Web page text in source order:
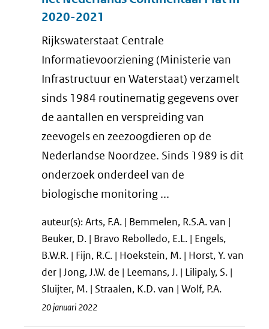
2020-2021
Rijkswaterstaat Centrale
Informatievoorziening (Ministerie van
Infrastructuur en Waterstaat) verzamelt
sinds 1984 routinematig gegevens over
de aantallen en verspreiding van
zeevogels en zeezoogdieren op de
Nederlandse Noordzee. Sinds 1989 is dit
onderzoek onderdeel van de
biologische monitoring ...
auteur(s): Arts, F.A. | Bemmelen, R.S.A. van |
Beuker, D. | Bravo Rebolledo, E.L. | Engels,
B.W.R. | Fijn, R.C. | Hoekstein, M. | Horst, Y. van
der | Jong, J.W. de | Leemans, J. | Lilipaly, S. |
Sluijter, M. | Straalen, K.D. van | Wolf, P.A.
20 januari 2022